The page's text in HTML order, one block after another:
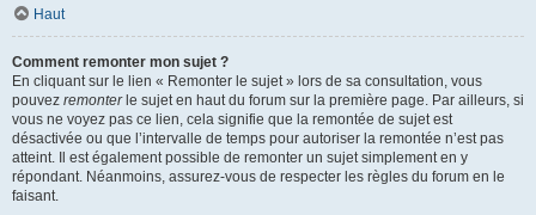
Haut
Comment remonter mon sujet ?
En cliquant sur le lien « Remonter le sujet » lors de sa consultation, vous
pouvez remonterle sujet en haut du forum sur la première page. Par ailleurs, si
vous ne voyez pas ce lien, cela signifie que la remontée de sujet est
désactivée ou que l’intervalle de temps pour autoriser la remontée n’est pas
atteint. Il est également possible de remonter un sujet simplement en y
répondant. Néanmoins, assurez-vous de respecter les règles du forum en le
faisant.